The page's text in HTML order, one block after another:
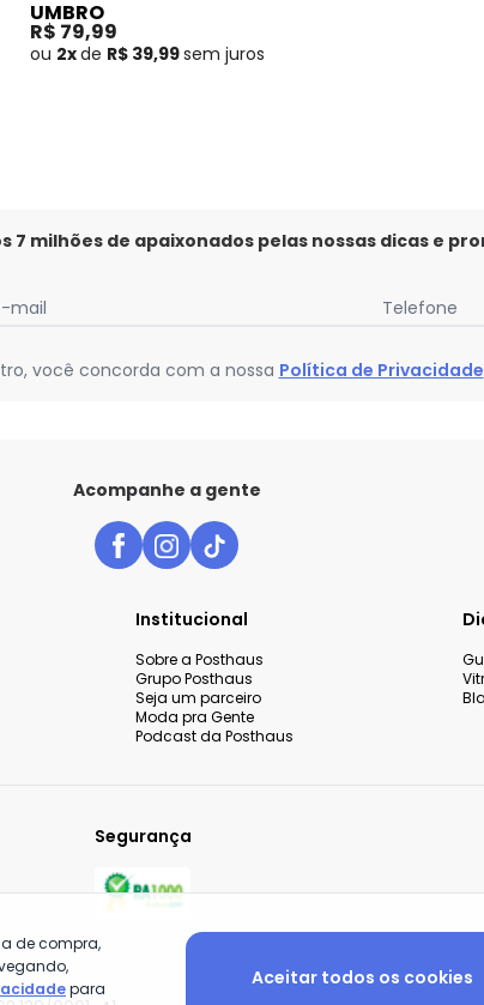
(Preto)
UMBRO
R$ 79,99
ou 2xde R$ 39,99sem juros
7 milhões de apaixonados pelas nossas dicas e
mail Telefone
você concorda com a nossa Política de Privacidade
Acompanhe a gente
Institucional
Sobre a Posthaus
Grupo Posthaus
Seja um parceiro
Moda pra Gente
Podcast da Posthaus
Segurança
de compra,
para
Aceitar todos os cookies